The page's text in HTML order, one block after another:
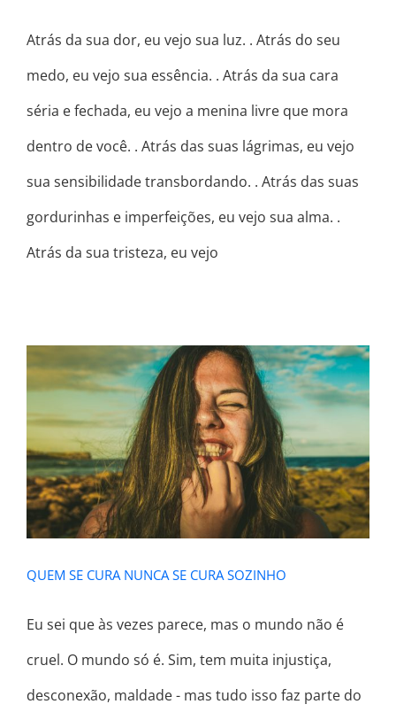
Atrás da sua dor, eu vejo sua luz. . Atrás do seu
medo, eu vejo sua essência. . Atrás da sua cara
séria e fechada, eu vejo a menina livre que mora
dentro de você. . Atrás das suas lágrimas, eu vejo
sua sensibilidade transbordando. . Atrás das suas
gordurinhas e imperfeições, eu vejo sua alma. .
Atrás da sua tristeza, eu vejo
QUEM SE CURA NUNCA SE CURA
SOZINHO
QUEM SE CURA NUNCA SE CURA SOZINHO
Eu sei que às vezes parece, mas o mundo não é
cruel. O mundo só é. Sim, tem muita injustiça,
desconexão, maldade - mas tudo isso faz parte do